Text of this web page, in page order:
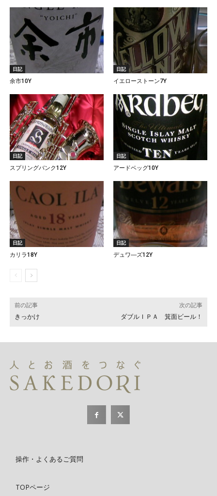
日記
余市10Y
日記
イエローストーン7Y
日記
スプリングバンク12Y
日記
アードベッグ10Y
日記
カリラ18Y
日記
デュワ―ズ12Y
前の記事
きっかけ
次の記事
ダブルＩＰＡ 箕面ビール！
操作・よくあるご質問
TOPページ